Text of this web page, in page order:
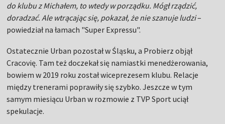
do klubu z Michałem, to wtedy w porządku. Mógł rządzić,
doradzać. Ale wtrącając się, pokazał, że nie szanuje ludzi–
powiedział na łamach "Super Expressu".
Ostatecznie Urban pozostał w Śląsku, a Probierz objął
Cracovię. Tam też doczekał się namiastki menedżerowania,
bowiem w 2019 roku został wiceprezesem klubu. Relacje
między trenerami poprawiły się szybko. Jeszcze w tym
samym miesiącu Urban w rozmowie z TVP Sport uciął
spekulacje.